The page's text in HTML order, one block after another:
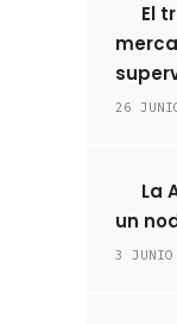
El
26
La
un
3